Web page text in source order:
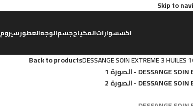
Skip to
اكسسواراتالمكياججسمالوجهالعطورسيروم
DESSANGE SOIN EXTREME 3 HUILES
Back to products